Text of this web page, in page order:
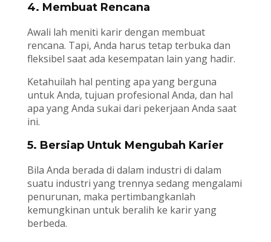
4. Membuat Rencana
Awali lah meniti karir dengan membuat
rencana. Tapi, Anda harus tetap terbuka dan
fleksibel saat ada kesempatan lain yang hadir.
Ketahuilah hal penting apa yang berguna
untuk Anda, tujuan profesional Anda, dan hal
apa yang Anda sukai dari pekerjaan Anda saat
ini.
5. Bersiap Untuk Mengubah Karier
Bila Anda berada di dalam industri di dalam
suatu industri yang trennya sedang mengalami
penurunan, maka pertimbangkanlah
kemungkinan untuk beralih ke karir yang
berbeda.